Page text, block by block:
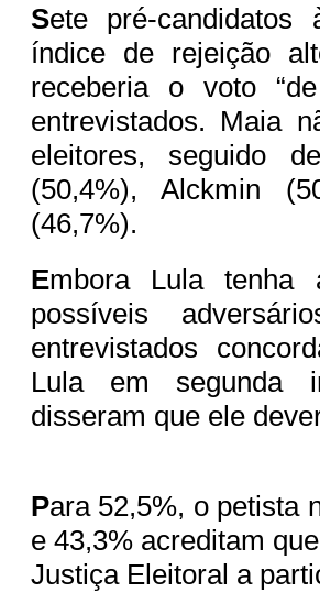
Sete pré-candidatos
índice de rejeição
receberia o voto
entrevistados. Maia
eleitores, seguido
(50,4%), Alckmin
(46,7%).
Embora Lula tenha
possíveis
entrevistados
Lula em segunda
disseram que ele
Para 52,5%, o petista
e 43,3% acreditam
Justiça Eleitoral a